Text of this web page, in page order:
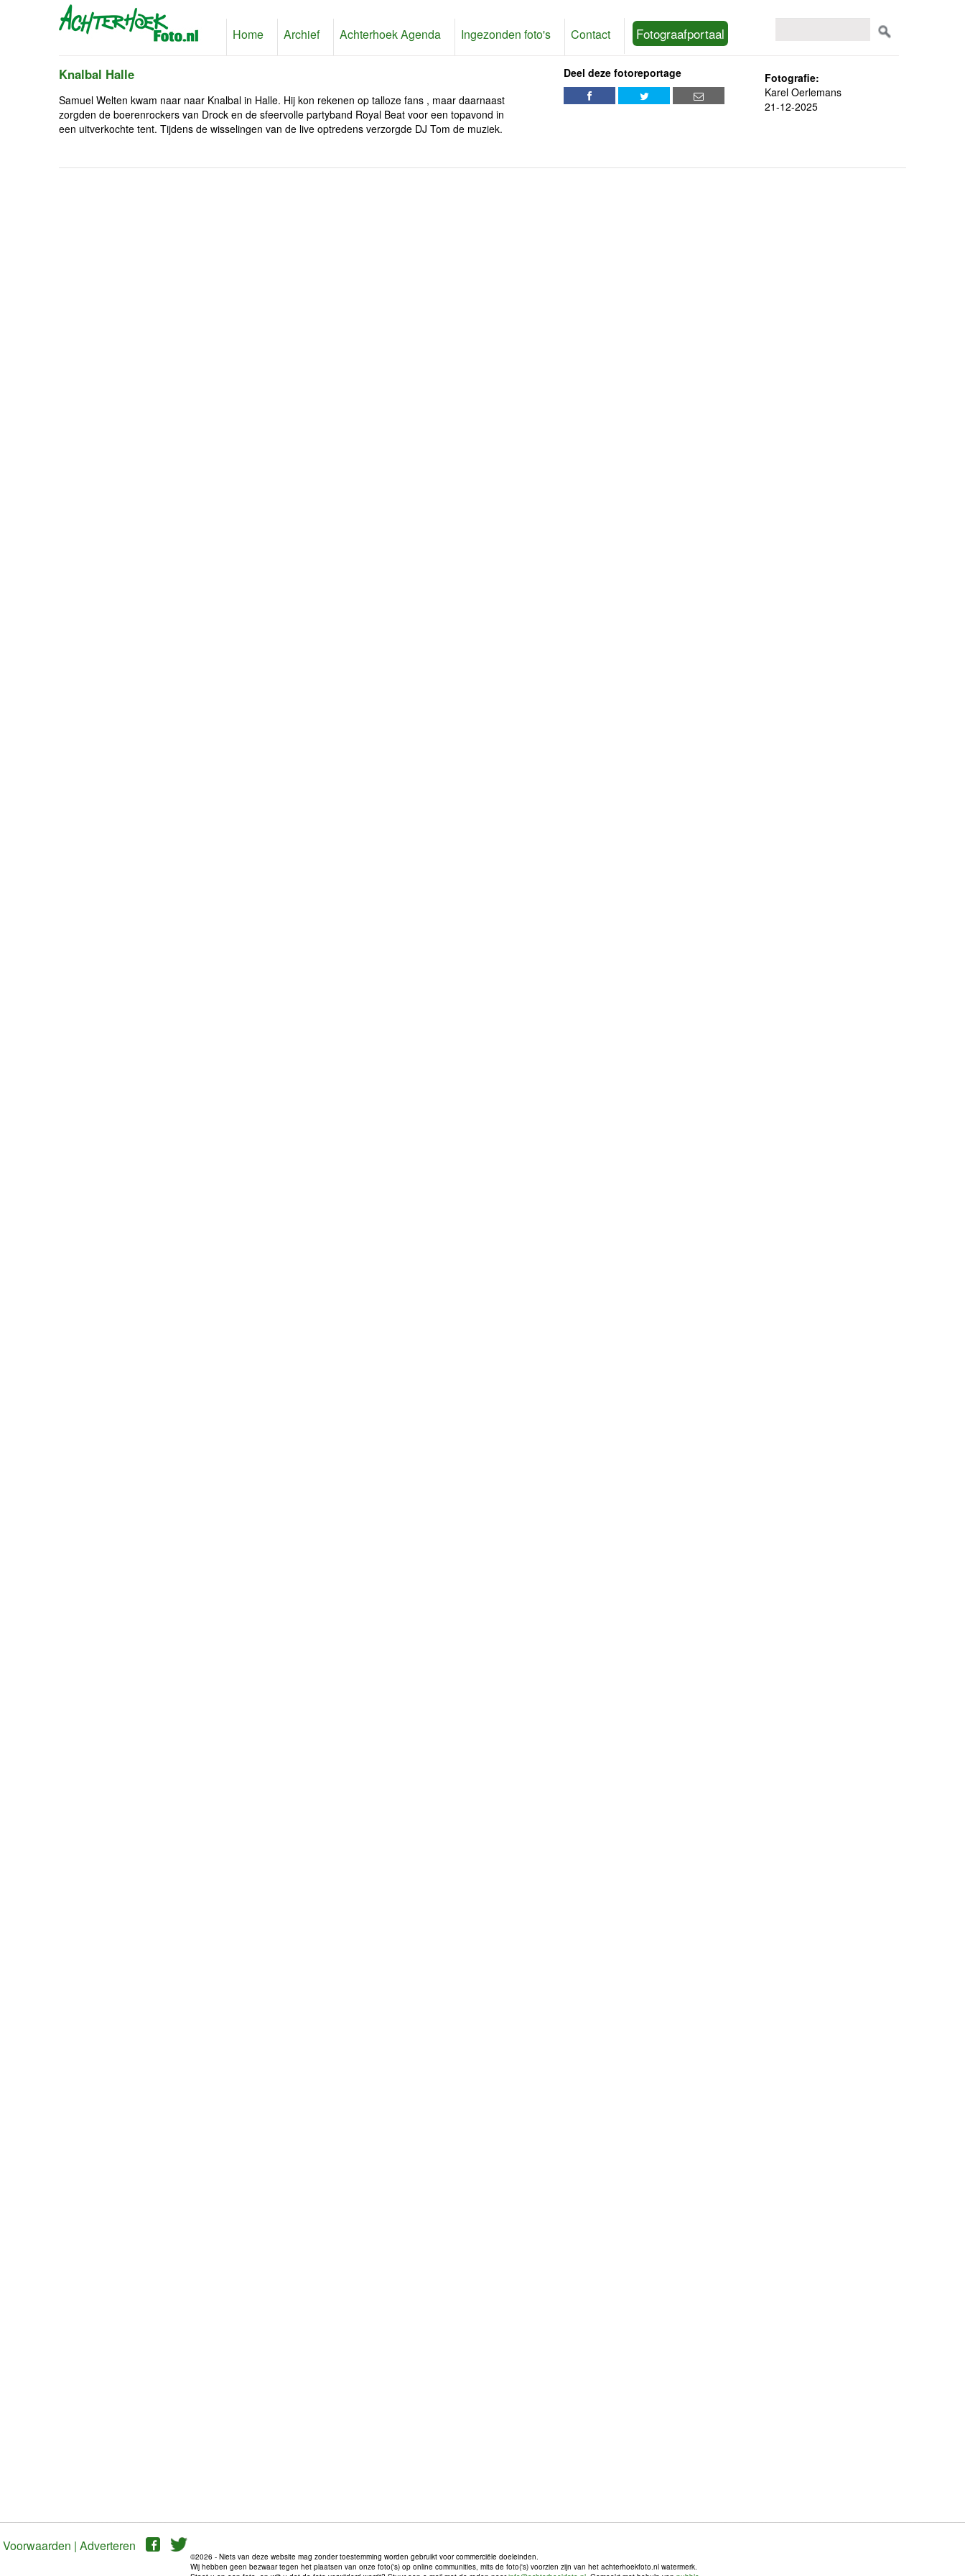
Home Archief Achterhoek Agenda Ingezonden foto's Contact Fotograafportaal
Knalbal Halle
Samuel Welten kwam naar naar Knalbal in Halle. Hij kon rekenen op talloze fans , maar daarnaast
zorgden de boerenrockers van Drock en de sfeervolle partyband Royal Beat voor een topavond in
een uitverkochte tent. Tijdens de wisselingen van de live optredens verzorgde DJ Tom de muziek.
Deel deze fotoreportage
Fotografie:
Karel Oerlemans
21-12-2025
Voorwaarden | Adverteren
©2026 - Niets van deze website mag zonder toestemming worden gebruikt voor commerciële doeleinden.
Wij hebben geen bezwaar tegen het plaatsen van onze foto('s) op online communities, mits de foto('s) voorzien zijn van het achterhoekfoto.nl watermerk.